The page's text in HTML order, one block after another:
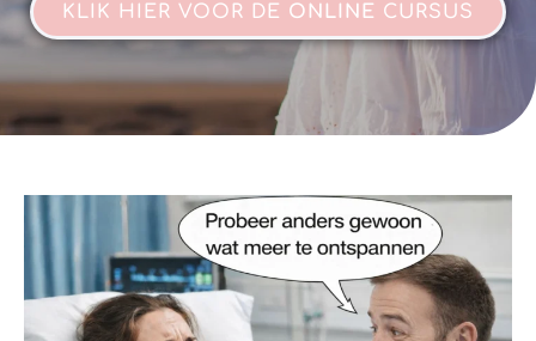
KLIK HIER VOOR DE ONLINE CURSUS